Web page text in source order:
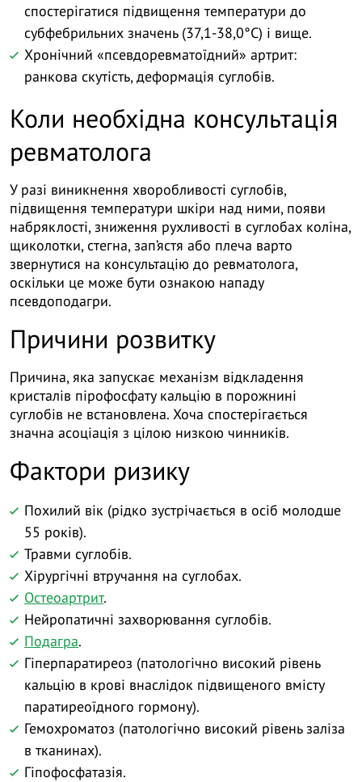
спостерігатися підвищення температури до
субфебрильних значень (37,1-38,0°C) і вище.
Хронічний «псевдоревматоїдний» артрит:
ранкова скутість, деформація суглобів.
Коли необхідна консультація
ревматолога
У разі виникнення хворобливості суглобів,
підвищення температури шкіри над ними, появи
набряклості, зниження рухливості в суглобах коліна,
щиколотки, стегна, зап’ястя або плеча варто
звернутися на консультацію до ревматолога,
оскільки це може бути ознакою нападу
псевдоподагри.
Причини розвитку
Причина, яка запускає механізм відкладення
кристалів пірофосфату кальцію в порожнині
суглобів не встановлена. Хоча спостерігається
значна асоціація з цілою низкою чинників.
Фактори ризику
Похилий вік (рідко зустрічається в осіб молодше
55 років).
Травми суглобів.
Хірургічні втручання на суглобах.
Остеоартрит.
Нейропатичні захворювання суглобів.
Подагра.
Гіперпаратиреоз (патологічно високий рівень
кальцію в крові внаслідок підвищеного вмісту
паратиреоїдного гормону).
Гемохроматоз (патологічно високий рівень заліза
в тканинах).
Гіпофосфатазія.